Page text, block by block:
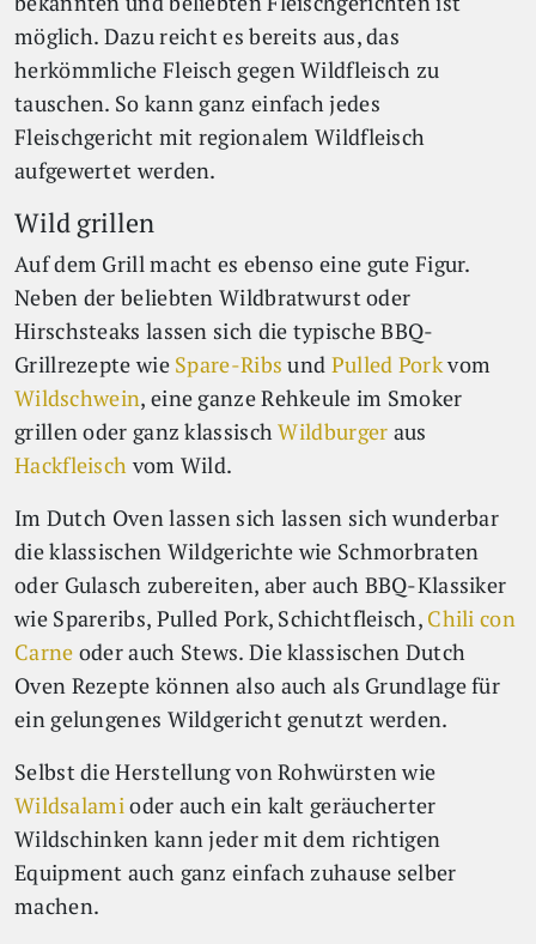
möglich. Dazu reicht es bereits aus, das
herkömmliche Fleisch gegen Wildfleisch zu
tauschen. So kann ganz einfach jedes
Fleischgericht mit regionalem Wildfleisch
aufgewertet werden.
Wild grillen
Auf dem Grill macht es ebenso eine gute Figur.
Neben der beliebten Wildbratwurst oder
Hirschsteaks lassen sich die typische BBQ-
Grillrezepte wie Spare-Ribs und Pulled Porkvom
Wildschwein, eine ganze Rehkeule im Smoker
grillen oder ganz klassischWildburger aus
Hackfleisch vom Wild.
Im Dutch Oven lassen sich lassen sich wunderbar
die klassischen Wildgerichte wie Schmorbraten
oder Gulasch zubereiten, aber auch BBQ-Klassiker
wie Spareribs, Pulled Pork, Schichtfleisch, Chili con
Carne oder auch Stews. Die klassischen Dutch
Oven Rezepte können also auch als Grundlage für
ein gelungenes Wildgericht genutzt werden.
Selbst die Herstellung von Rohwürsten wie
Wildsalamioder auch ein kalt geräucherter
Wildschinken kann jeder mit dem richtigen
Equipment auch ganz einfach zuhause selber
machen.